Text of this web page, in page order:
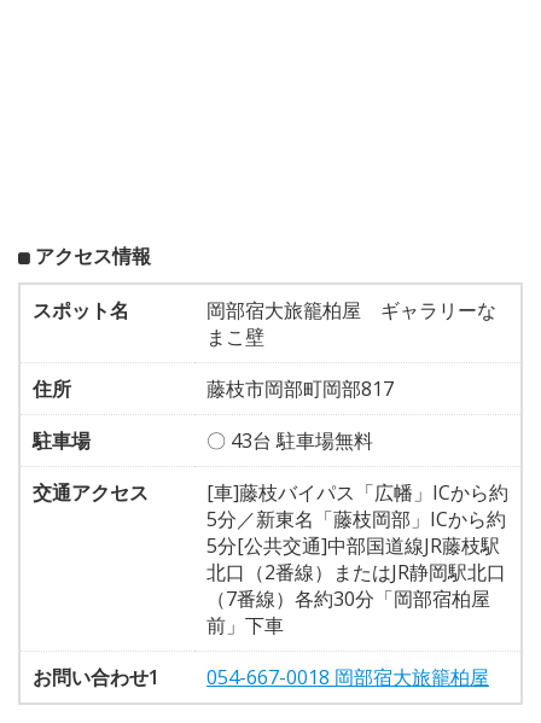
アクセス情報
スポット名
岡部宿大旅籠柏屋 ギャラリーな
まこ壁
住所
藤枝市岡部町岡部817
駐車場
〇 43台 駐車場無料
交通アクセス
[車]藤枝バイパス「広幡」ICから約
5分／新東名「藤枝岡部」ICから約
5分[公共交通]中部国道線JR藤枝駅
北口（2番線）またはJR静岡駅北口
（7番線）各約30分「岡部宿柏屋
前」下車
お問い合わせ1
054-667-0018 岡部宿大旅籠柏屋